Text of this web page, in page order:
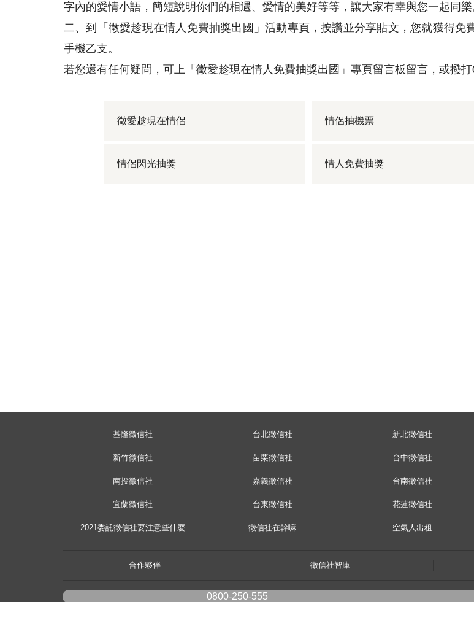
字內的愛情小語，簡短說明你們的相遇、愛情的美好等等，讓大家有幸與您一起同樂
二、到「徵愛趁現在情人免費抽獎出國」活動專頁，按讚並分享貼文，您就獲得
手機乙支。
若您還有任何疑問，可上「徵愛趁現在情人免費抽獎出國」專頁留言板留言，或撥
徵愛趁現在情侶 情侶抽機票
情侶閃光抽獎 情人免費抽獎
基隆徵信社 台北徵信社 新北徵信社
新竹徵信社 苗栗徵信社 台中徵信社
南投徵信社 嘉義徵信社 台南徵信社
宜蘭徵信社 台東徵信社 花蓮徵信社
2021委託徵信社要注意些什麼 徵信社在幹嘛 空氣人出租
合作夥伴 徵信社智庫
0800-250-555